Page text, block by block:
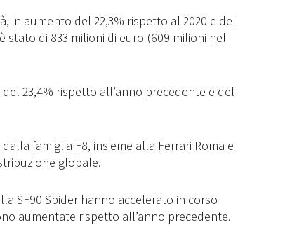
in aumento del 22,3% rispetto al 2020 e del
stato di 833 milioni di euro (609 milioni nel
23,4% rispetto all’anno precedente e del
famiglia F8, insieme alla Ferrari Roma e
globale.
SF90 Spider hanno accelerato in corso
aumentate rispetto all’anno precedente.